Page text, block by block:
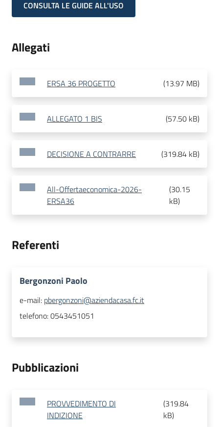
CONSULTA LE GUIDE ALL'USO
Allegati
ERSA 36 PROGETTO (13.97 MB)
ALLEGATO 1 BIS (57.50 kB)
DECISIONE A CONTRARRE (319.84 kB)
All-Offertaeconomica-2026-
ERSA36
(30.15
kB)
Referenti
Bergonzoni Paolo
e-mail: pbergonzoni@aziendacasa.fc.it
telefono:0543451051
Pubblicazioni
PROVVEDIMENTO DI
INDIZIONE
(319.84
kB)